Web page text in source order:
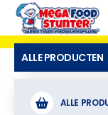
ALLE PRODUCTEN
ALLE